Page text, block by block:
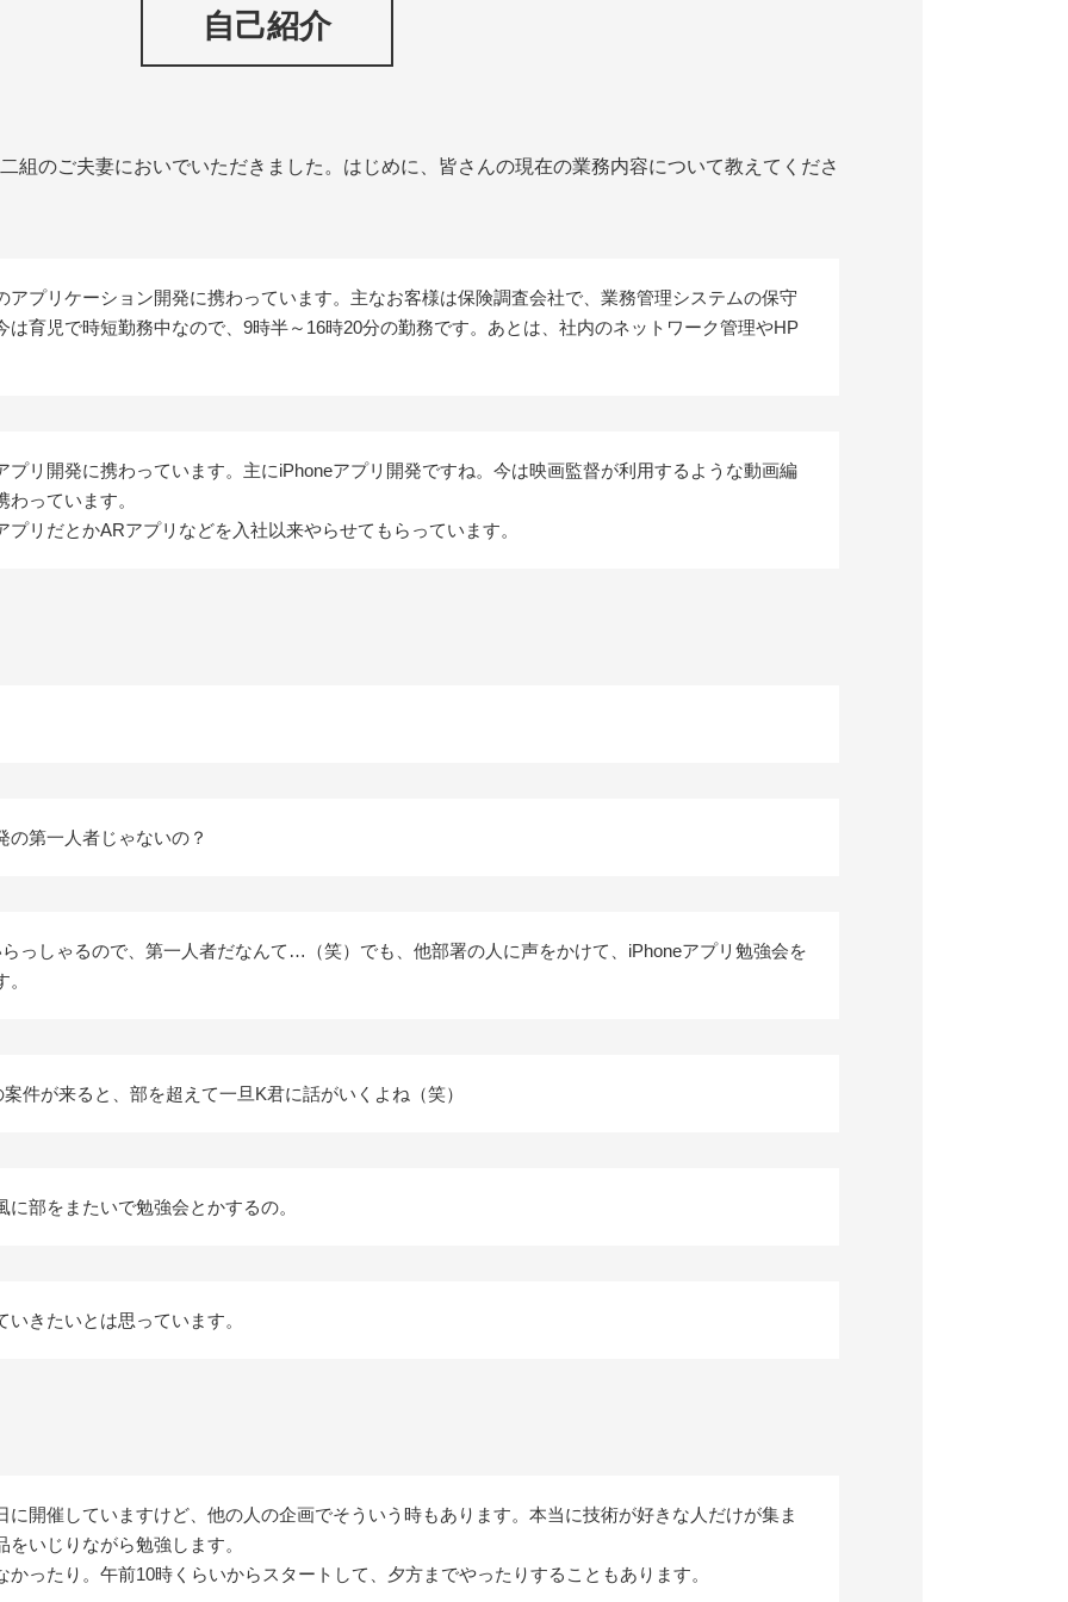
自己紹介
組のご夫妻においでいただきました。はじめに、皆さんの現在の業務内容について教えてくださ
アプリケーション開発に携わっています。主なお客様は保険調査会社で、業務管理システムの保守
は育児で時短勤務中なので、9時半～16時20分の勤務です。あとは、社内のネットワーク管理やHP
プリ開発に携わっています。主にiPhoneアプリ開発ですね。今は映画監督が利用するような動画編
っています。
プリだとかARアプリなどを入社以来やらせてもらっています。
の第一人者じゃないの？
っしゃるので、第一人者だなんて…（笑）でも、他部署の人に声をかけて、iPhoneアプリ勉強会を
件が来ると、部を超えて一旦K君に話がいくよね（笑）
部をまたいで勉強会とかするの。
きたいとは思っています。
に開催していますけど、他の人の企画でそういう時もあります。本当に技術が好きな人だけが集ま
いじりながら勉強します。
かったり。午前10時くらいからスタートして、夕方までやったりすることもあります。